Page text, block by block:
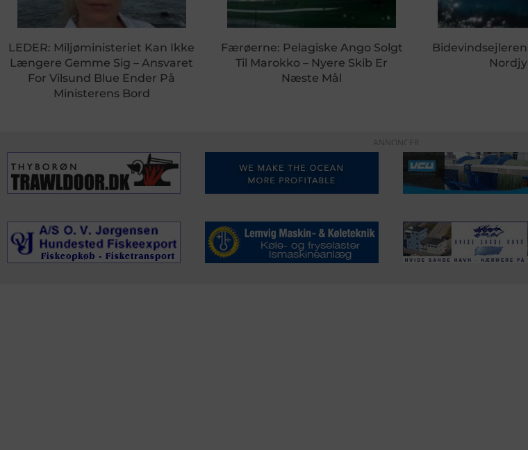
LEDER: Miljøministeriet Kan Ikke
Længere Gemme Sig – Ansvaret
For Vilsund Blue Ender På
Ministerens Bord
Færøerne: Pelagiske Ango Solgt
Til Marokko – Nyere Skib Er
Næste Mål
ANNONCER